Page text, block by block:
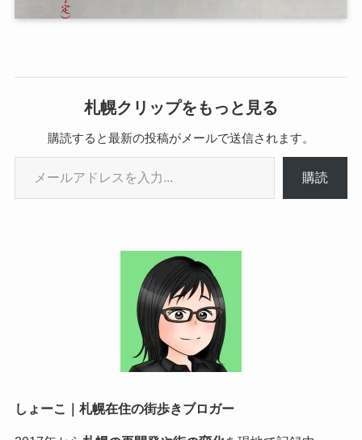
札幌クリップをもっと見る
購読すると最新の投稿がメールで送信されます。
メールアドレスを入力...
購読
しょーこ｜札幌在住の街歩きブロガー